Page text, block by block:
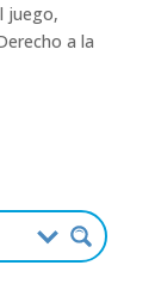
juego,
a la